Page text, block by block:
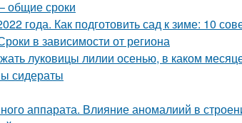
общие сроки
года. Как подготовить сад к зиме: 10
в зависимости от региона
луковицы лилии осенью, в каком
сидераты
аппарата. Влияние аномалиий в